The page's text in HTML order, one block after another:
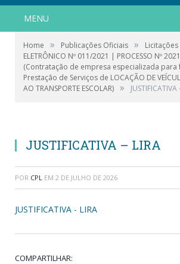
MENU
Home » Publicações Oficiais » Licitações
ELETRÔNICO Nº 011/2021 | PROCESSO Nº
(Contratação de empresa especializada para
Prestação de Serviços de LOCAÇÃO DE
AO TRANSPORTE ESCOLAR) » JUSTIFICATIVA
JUSTIFICATIVA – LIRA
POR CPL EM 2 DE JULHO DE 2026
JUSTIFICATIVA - LIRA
COMPARTILHAR: